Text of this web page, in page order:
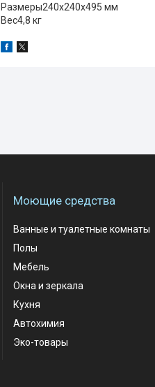
Размеры240x240x495 мм
Вес4,8 кг
Моющие средства
Ванные и туалетные комнаты
Полы
Мебель
Окна и зеркала
Кухня
Автохимия
Эко-товары